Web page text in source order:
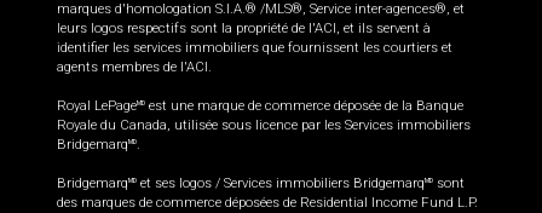
marques d'homologation S.I.A.® /MLS®, Service inter-agences®, et
leurs logos respectifs sont la propriété de l'ACI, et ils servent à
identifier les services immobiliers que fournissent les courtiers et
agents membres de l'ACI.
Royal LePageMD est une marque de commerce déposée de la Banque
Royale du Canada, utilisée sous licence par les Services immobiliers
BridgemarqMD.
BridgemarqMD et ses logos / Services immobiliers BridgemarqMD
sont
des marques de commerce déposées de Residential Income Fund L.P.